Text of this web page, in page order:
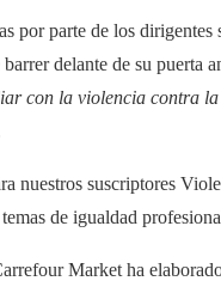
por parte de los
delante de su puerta
con la violencia contra
nuestros suscriptores
de igualdad
Market ha